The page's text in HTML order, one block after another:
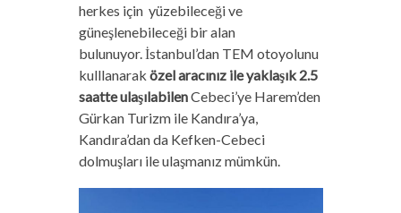
herkes için yüzebileceği ve
güneşlenebileceği bir alan
bulunuyor. İstanbul’dan TEM otoyolunu
kulllanarak özel aracınız ile yaklaşık 2.5
saatte ulaşılabilenCebeci’ye Harem’den
Gürkan Turizm ile Kandıra’ya,
Kandıra’dan da Kefken-Cebeci
dolmuşları ile ulaşmanız mümkün.